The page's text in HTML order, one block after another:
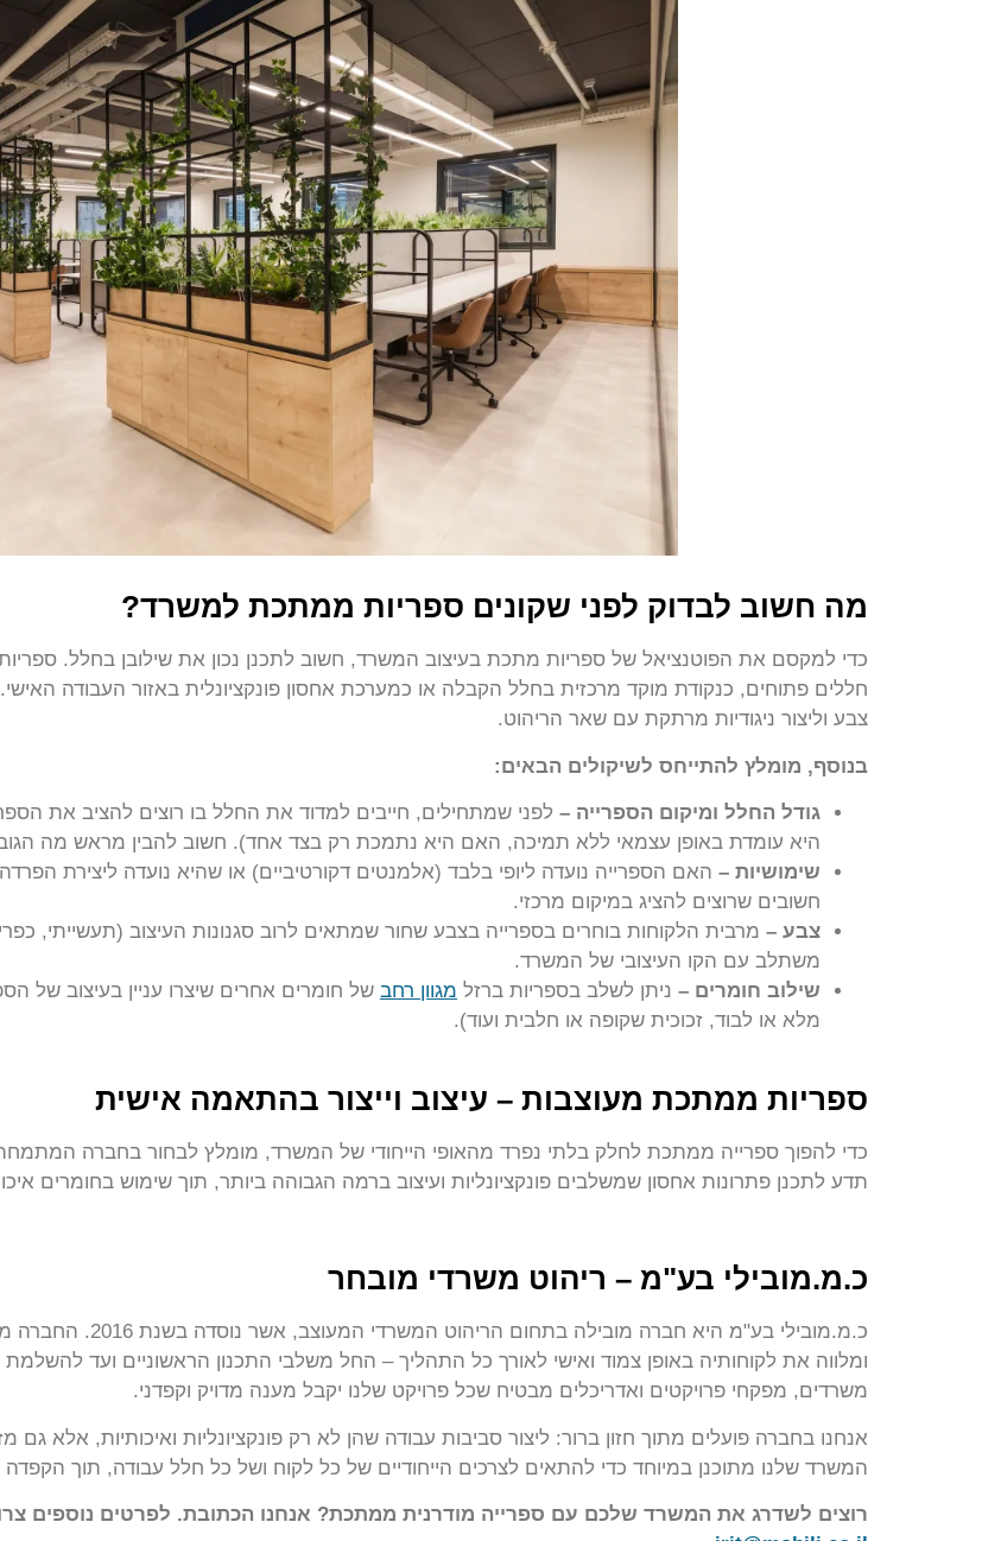
מה חשוב לבדוק לפני שקונים ספריות ממתכת למשרד?
כדי למקסם את הפוטנציאל של ספריות מתכת בעיצוב המשרד, חשוב לתכנן נכון את שילובן בחלל.
חללים פתוחים, כנקודת מוקד מרכזית בחלל הקבלה או כמערכת אחסון פונקציונלית באזור העבודה
צבע וליצור ניגודיות מרתקת עם שאר הריהוט.
בנוסף, מומלץ להתייחס לשיקולים הבאים:
גודל החלל ומיקום הספרייה – לפני שמתחילים, חייבים למדוד את החלל בו רוצים להציב את
היא עומדת באופן עצמאי ללא תמיכה, האם היא נתמכת רק בצד אחד). חשוב להבין מראש מה
שימושיות – האם הספרייה נועדה ליופי בלבד (אלמנטים דקורטיביים) או שהיא נועדה ליצירת הפרדה
חשובים שרוצים להציג במיקום מרכזי.
צבע – מרבית הלקוחות בוחרים בספרייה בצבע שחור שמתאים לרוב סגנונות העיצוב (תעשייתי, כפרי,
משתלב עם הקו העיצובי של המשרד.
שילוב חומרים – ניתן לשלב בספריות ברזל מגוון רחב של חומרים אחרים שיצרו עניין בעיצוב של
מלא או לבוד, זכוכית שקופה או חלבית ועוד).
ספריות ממתכת מעוצבות – עיצוב וייצור בהתאמה אישית
כדי להפוך ספרייה ממתכת לחלק בלתי נפרד מהאופי הייחודי של המשרד, מומלץ לבחור בחברה
תדע לתכנן פתרונות אחסון שמשלבים פונקציונליות ועיצוב ברמה הגבוהה ביותר, תוך שימוש בחומרים
כ.מ.מובילי בע"מ – ריהוט משרדי מובחר
כ.מ.מובילי בע"מ היא
ומלווה את לקוחותיה באופן צמוד ואישי לאורך כל התהליך – החל משלבי התכנון הראשוניים ועד
משרדים, מפקחי פרויקטים ואדריכלים מבטיח שכל פרויקט שלנו יקבל מענה מדויק וקפדני.
אנחנו בחברה פועלים מתוך חזון ברור: ליצור סביבות עבודה שהן לא רק פונקציונליות ואיכותיות, אלא גם
המשרד שלנו מתוכנן במיוחד כדי להתאים לצרכים הייחודיים של כל לקוח ושל כל חלל עבודה, תוך הקפדה
רוצים לשדרג את המשרד שלכם עם ספרייה מודרנית ממתכת? אנחנו הכתובת. לפרטים נוספים